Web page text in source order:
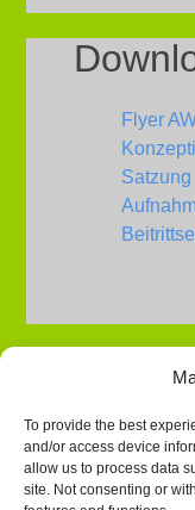
To provide the best
and/or access device
allow us to process data
site. Not consenting or
Flyer
Satzung
Presse